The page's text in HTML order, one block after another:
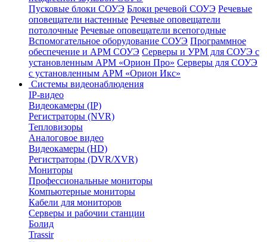
Пусковые блоки СОУЭ Блоки речевой СОУЭ Речевые
оповещатели настенные Речевые оповещатели
потолочные Речевые оповещатели всепогодные
Вспомогательное оборудование СОУЭ Программное
обеспечение и АРМ СОУЭ Серверы и УРМ для СОУЭ с
установленным АРМ «Орион Про» Серверы для СОУЭ
с установленным АРМ «Орион Икс»
Системы видеонаблюдения
IP-видео
Видеокамеры (IP)
Регистраторы (NVR)
Тепловизоры
Аналоговое видео
Видеокамеры (HD)
Регистраторы (DVR/XVR)
Мониторы
Профессиональные мониторы
Компьютерные мониторы
Кабели для мониторов
Серверы и рабочии станции
Болид
Trassir